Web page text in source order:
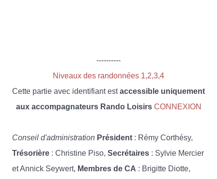
----------
Niveaux des randonnées 1,2,3,4
Cette partie avec identifiant estaccessible uniquement
aux accompagnateurs Rando Loisirs CONNEXION
Conseil d'administration Président : Rémy Corthésy,
Trésorière : Christine Piso, Secrétaires : Sylvie Mercier
et Annick Seywert, Membres de CA : Brigitte Diotte,